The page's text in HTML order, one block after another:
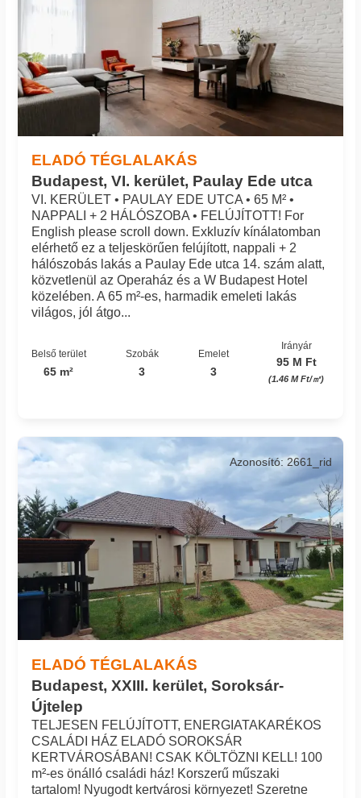
ELADÓ TÉGLALAKÁS
Budapest, VI. kerület, Paulay Ede utca
VI. KERÜLET • PAULAY EDE UTCA • 65 M² •
NAPPALI + 2 HÁLÓSZOBA • FELÚJÍTOTT! For
English please scroll down. Exkluzív kínálatomban
elérhető ez a teljeskörűen felújított, nappali + 2
hálószobás lakás a Paulay Ede utca 14. szám alatt,
közvetlenül az Operaház és a W Budapest Hotel
közelében. A 65 m²-es, harmadik emeleti lakás
világos, jól átgo...
Belső terület
65 m²
Szobák
3
Emelet
3
Irányár
95 M Ft
(1.46 M Ft/㎡)
ELADÓ TÉGLALAKÁS
Budapest, XXIII. kerület, Soroksár-
Újtelep
Azonosító: 2661_rid
TELJESEN FELÚJÍTOTT, ENERGIATAKARÉKOS
CSALÁDI HÁZ ELADÓ SOROKSÁR
KERTVÁROSÁBAN! CSAK KÖLTÖZNI KELL! 100
m²-es önálló családi ház! Korszerű műszaki
tartalom! Nyugodt kertvárosi környezet! Szeretne